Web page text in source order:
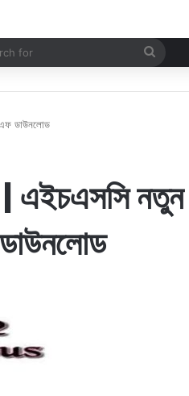
Search
ডাউনলোড
| এইচএসসি নতুন
ডাউনলোড